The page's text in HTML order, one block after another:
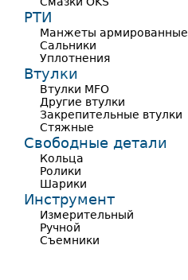
РТИ
Манжеты армированные
Сальники
Уплотнения
Втулки
Втулки MFO
Другие втулки
Закрепительные втулки
Стяжные
Свободные детали
Кольца
Ролики
Шарики
Инструмент
Измерительный
Ручной
Съемники